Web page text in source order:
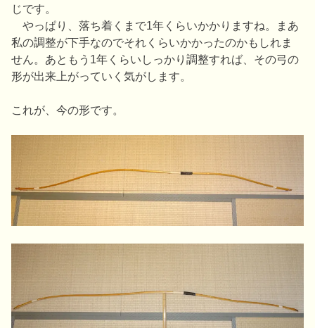
じです。
やっぱり、落ち着くまで1年くらいかかりますね。まあ
私の調整が下手なのでそれくらいかかったのかもしれま
せん。あともう1年くらいしっかり調整すれば、その弓の
形が出来上がっていく気がします。
これが、今の形です。